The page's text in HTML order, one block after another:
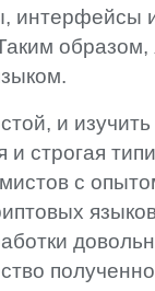
интерфейсы
и
и строгая
c